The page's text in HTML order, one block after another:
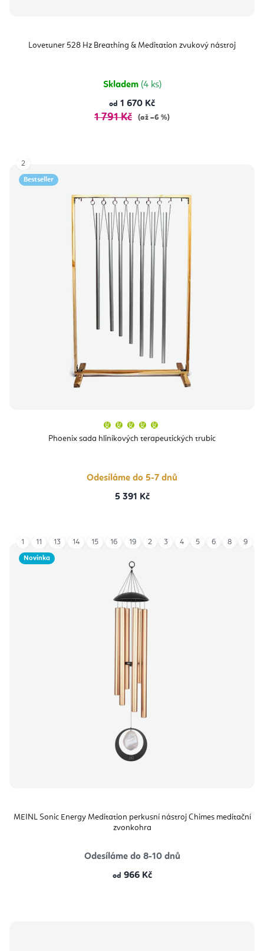
Lovetuner 528 Hz Breathing & Meditation zvukový nástroj
Skladem (4 ks)
od 1 670 Kč
1 791 Kč (až –6 %)
Bestseller
Phoenix sada hliníkových terapeutických trubic
produktu
je
hvězdiček.
Odesíláme do 5-7 dnů
5 391 Kč
2
Novinka
MEINL Sonic Energy Meditation perkusní nástroj Chimes meditační
zvonkohra
Odesíláme do 8-10 dnů
od 966 Kč
1 11 13 14 15 16 19 2 3 4 5 6 8 9